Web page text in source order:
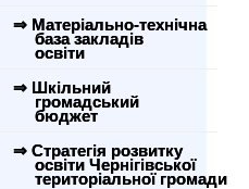
⇒ Матеріально-технічна
база закладів
освіти
⇒ Шкільний
громадський
бюджет
⇒ Стратегія розвитку
освіти Чернігівської
територіальної громади